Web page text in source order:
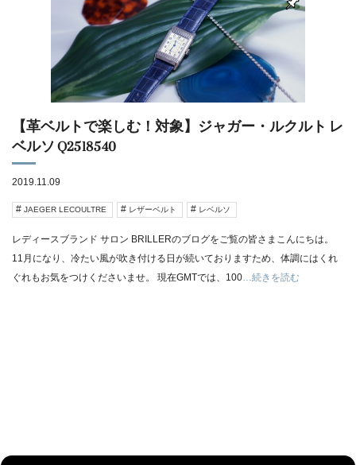
【革ベルトで楽しむ！対象】ジャガー・ルクルト レ
ベルソ Q2518540
2019.11.09
JAEGER LECOULTRE レザーベルト レベルソ
レディースブランド サロン BRILLERのブログをご覧の皆さまこんにちは。
11月になり、冷たい風が吹き付ける日が続いておりますため、体調にはくれ
ぐれもお気をつけくださいませ。 現在GMTでは、100 …続きを読む